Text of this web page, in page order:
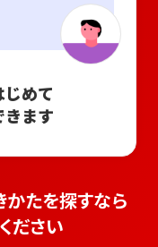
めて
きます
かたを探すなら
ださい